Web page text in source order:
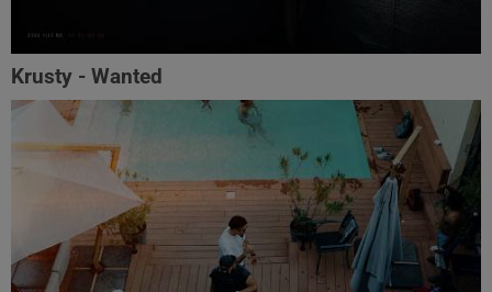
Krusty - Wanted